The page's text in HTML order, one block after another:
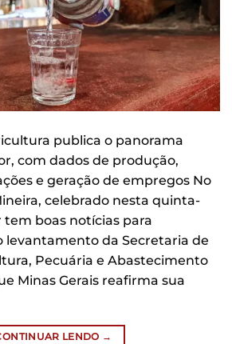
publica o panorama
com dados de produção,
e geração de empregos No
celebrado nesta quinta-
tem boas notícias para
levantamento da Secretaria de
Pecuária e Abastecimento
Minas Gerais reafirma sua
LENDO →